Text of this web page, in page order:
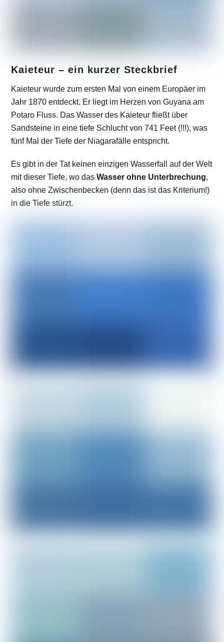
Kaieteur – ein kurzer Steckbrief
Kaieteur wurde zum ersten Mal von einem Europäer im
Jahr 1870 entdeckt. Er liegt im Herzen von Guyana am
Potaro Fluss. Das Wasser des Kaieteur fließt über
Sandsteine in eine tiefe Schlucht von 741 Feet (!!!), was
fünf Mal der Tiefe der Niagarafälle entspricht.
Es gibt in der Tat keinen einzigen Wasserfall auf der Welt
mit dieser Tiefe, wo dasWasser ohne Unterbrechung,
also ohne Zwischenbecken (denn das ist das Kriterium!)
in die Tiefe stürzt.